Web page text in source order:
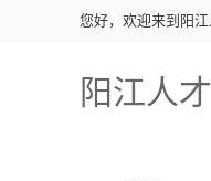
您好，欢迎来到阳江
阳江人